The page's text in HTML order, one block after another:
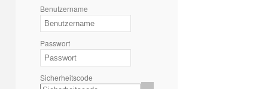
Benutzername
Passwort
Sicherheitscode